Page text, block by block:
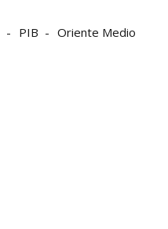
PIB Oriente Medio